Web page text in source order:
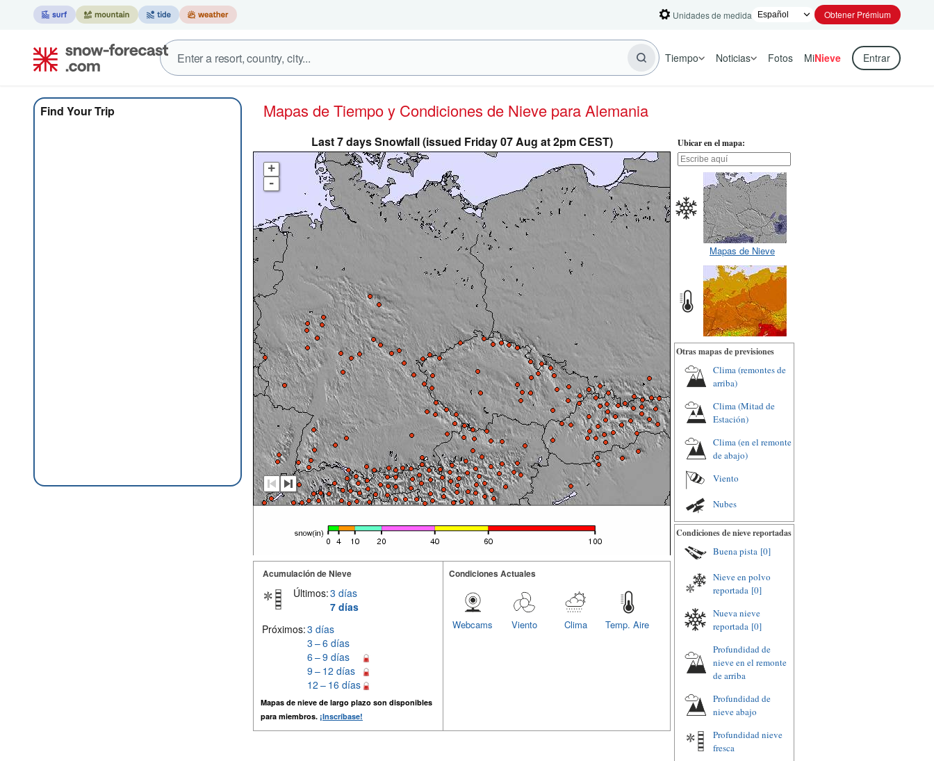
Unidades de medida Obtener Prémium
Tiempo Noticias Fotos MiNieve Entrar
Find Your Trip Mapas de Tiempo y Condiciones de Nieve para Alemania
Last 7 days Snowfall (issued Friday 07 Aug at 2pm CEST)
+
-
Acumulación de Nieve
Últimos:3 días
7 días
Próximos:3 días
3 – 6 días
6 – 9 días
9 – 12 días
12 – 16 días
Mapas de nieve de largo plazo son disponibles
para miembros. ¡Inscríbase!
Condiciones Actuales
Temp. Aire
Clima
Viento
Webcams
Ubicar en el mapa:
Mapas de Nieve
Otras mapas de previsiones
Clima (remontes de
arriba)
Clima (Mitad de
Estación)
Clima (en el remonte
de abajo)
Viento
Nubes
Condiciones de nieve reportadas
Buena pista [0]
Nieve en polvo
reportada [0]
Nueva nieve
reportada [0]
Profundidad de
nieve en el remonte
de arriba
Profundidad de
nieve abajo
Profundidad nieve
fresca